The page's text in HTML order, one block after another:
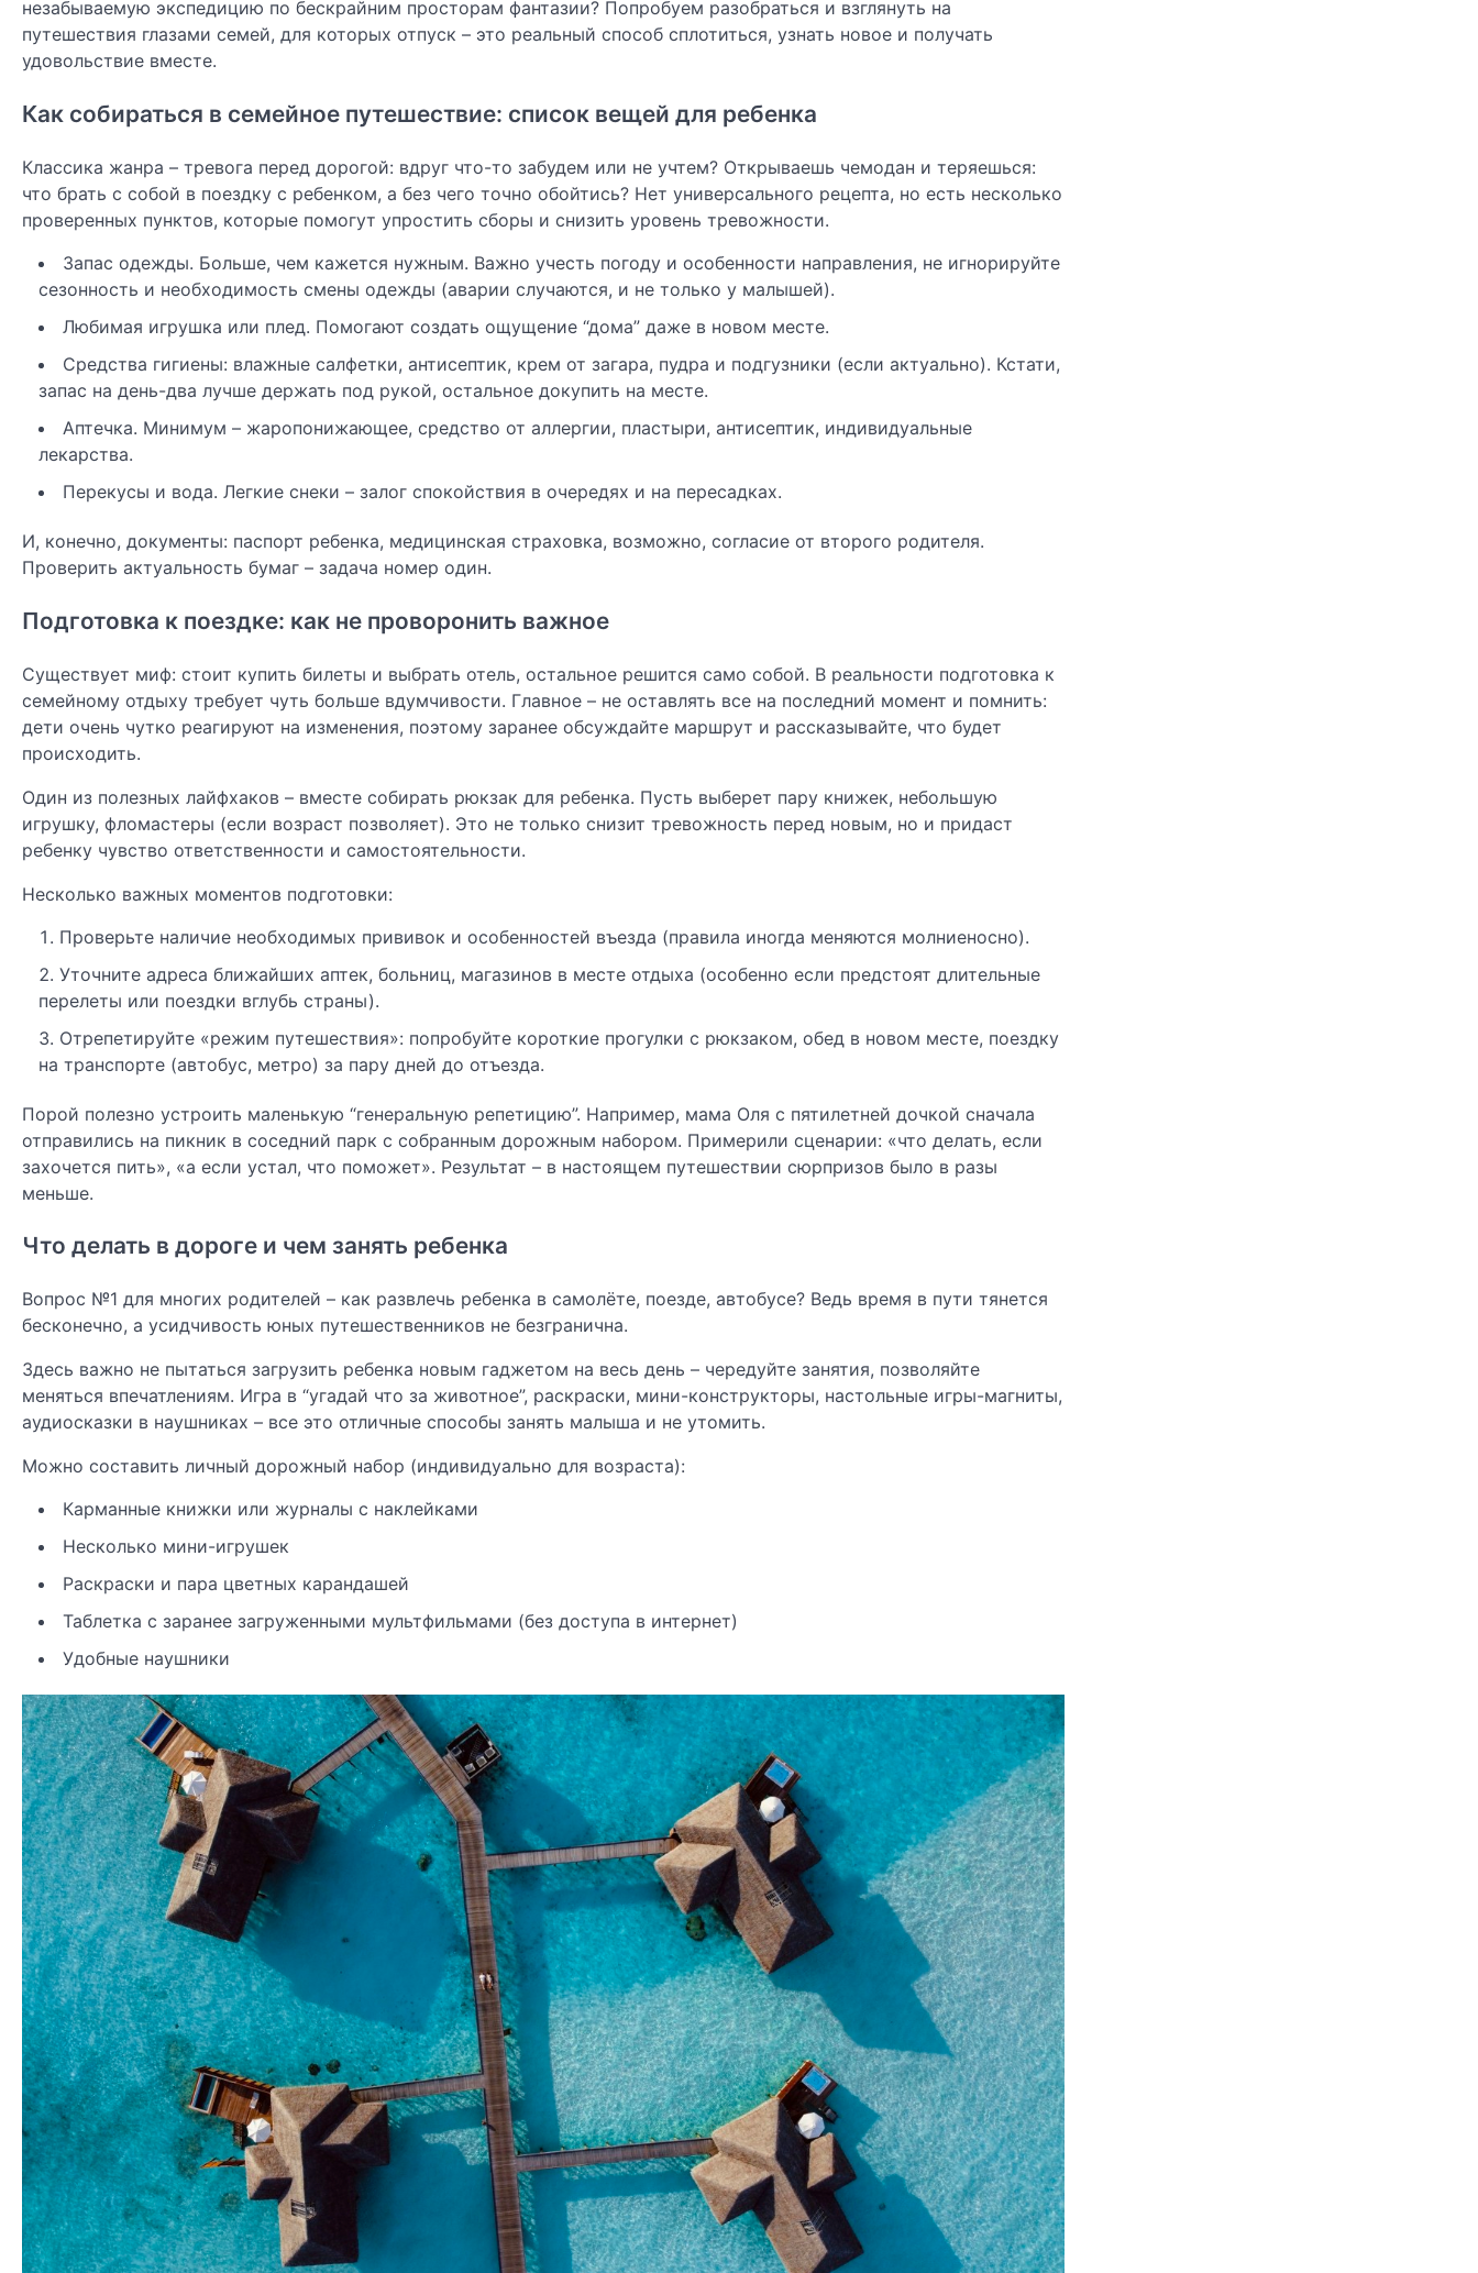
незабываемую экспедицию по бескрайним просторам фантазии? Попробуем разобраться и взглянуть на
путешествия глазами семей, для которых отпуск – это реальный способ сплотиться, узнать новое и получать
удовольствие вместе.
Как собираться в семейное путешествие: список вещей для ребенка
Классика жанра – тревога перед дорогой: вдруг что-то забудем или не учтем? Открываешь чемодан и теряешься:
что брать с собой в поездку с ребенком, а без чего точно обойтись? Нет универсального рецепта, но есть несколько
проверенных пунктов, которые помогут упростить сборы и снизить уровень тревожности.
Запас одежды. Больше, чем кажется нужным. Важно учесть погоду и особенности направления, не игнорируйте
сезонность и необходимость смены одежды (аварии случаются, и не только у малышей).
Любимая игрушка или плед. Помогают создать ощущение “дома” даже в новом месте.
Средства гигиены: влажные салфетки, антисептик, крем от загара, пудра и подгузники (если актуально). Кстати,
запас на день-два лучше держать под рукой, остальное докупить на месте.
Аптечка. Минимум – жаропонижающее, средство от аллергии, пластыри, антисептик, индивидуальные
лекарства.
Перекусы и вода. Легкие снеки – залог спокойствия в очередях и на пересадках.
И, конечно, документы: паспорт ребенка, медицинская страховка, возможно, согласие от второго родителя.
Проверить актуальность бумаг – задача номер один.
Подготовка к поездке: как не проворонить важное
Существует миф: стоит купить билеты и выбрать отель, остальное решится само собой. В реальности подготовка к
семейному отдыху требует чуть больше вдумчивости. Главное – не оставлять все на последний момент и помнить:
дети очень чутко реагируют на изменения, поэтому заранее обсуждайте маршрут и рассказывайте, что будет
происходить.
Один из полезных лайфхаков – вместе собирать рюкзак для ребенка. Пусть выберет пару книжек, небольшую
игрушку, фломастеры (если возраст позволяет). Это не только снизит тревожность перед новым, но и придаст
ребенку чувство ответственности и самостоятельности.
Несколько важных моментов подготовки:
Проверьте наличие необходимых прививок и особенностей въезда (правила иногда меняются молниеносно).
Уточните адреса ближайших аптек, больниц, магазинов в месте отдыха (особенно если предстоят длительные
перелеты или поездки вглубь страны).
Отрепетируйте «режим путешествия»: попробуйте короткие прогулки с рюкзаком, обед в новом месте, поездку
на транспорте (автобус, метро) за пару дней до отъезда.
Порой полезно устроить маленькую “генеральную репетицию”. Например, мама Оля с пятилетней дочкой сначала
отправились на пикник в соседний парк с собранным дорожным набором. Примерили сценарии: «что делать, если
захочется пить», «а если устал, что поможет». Результат – в настоящем путешествии сюрпризов было в разы
меньше.
Что делать в дороге и чем занять ребенка
Вопрос №1 для многих родителей – как развлечь ребенка в самолёте, поезде, автобусе? Ведь время в пути тянется
бесконечно, а усидчивость юных путешественников не безгранична.
Здесь важно не пытаться загрузить ребенка новым гаджетом на весь день – чередуйте занятия, позволяйте
меняться впечатлениям. Игра в “угадай что за животное”, раскраски, мини-конструкторы, настольные игры-магниты,
аудиосказки в наушниках – все это отличные способы занять малыша и не утомить.
Можно составить личный дорожный набор (индивидуально для возраста):
Карманные книжки или журналы с наклейками
Несколько мини-игрушек
Раскраски и пара цветных карандашей
Таблетка с заранее загруженными мультфильмами (без доступа в интернет)
Удобные наушники